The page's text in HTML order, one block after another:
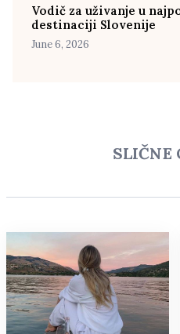
Vodič za uživanje u
destinaciji Slovenije
June 6, 2026
SLIČNE